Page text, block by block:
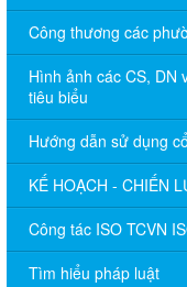
Công thương các
Hình ảnh các CS, DN
tiêu biểu
Hướng dẫn sử dụng
KẾ HOẠCH - CHIẾN
Công tác ISO TCVN
Tìm hiểu pháp luật